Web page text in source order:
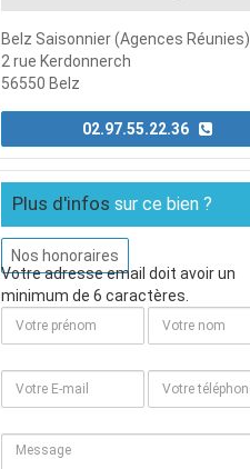
Belz Saisonnier (Agences Réunies)
2 rue Kerdonnerch
56550 Belz
02.97.55.22.36
Plus d'infos sur ce bien ?
Nos honoraires
Votre adresse email doit avoir un
minimum de 6 caractères.